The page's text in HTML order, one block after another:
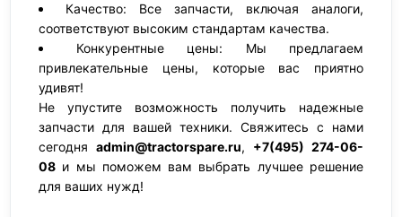
Качество: Все запчасти, включая аналоги,
соответствуют высоким стандартам качества.
Конкурентные цены: Мы предлагаем
привлекательные цены, которые вас приятно
удивят!
Не упустите возможность получить надежные
запчасти для вашей техники. Свяжитесь с нами
сегодня admin@tractorspare.ru, +7(495) 274-06-
08 и мы поможем вам выбрать лучшее решение
для ваших нужд!